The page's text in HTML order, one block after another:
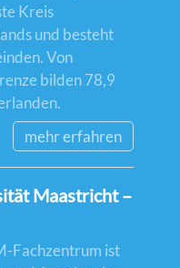
Kreis
und besteht
Von
bilden 78,9
mehr erfahren
Maastricht –
Fachzentrum ist